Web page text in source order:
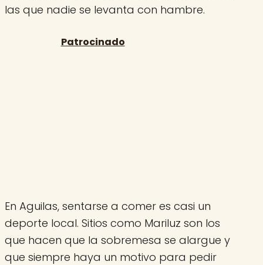
las que nadie se levanta con hambre.
En Aguilas, sentarse a comer es casi un
deporte local. Sitios como Mariluz son los
que hacen que la sobremesa se alargue y
que siempre haya un motivo para pedir